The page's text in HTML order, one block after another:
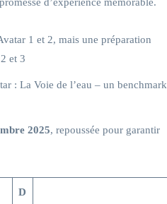
1 et 2, mais une préparation
et 3
: La Voie de l’eau – un benchmark
2025, repoussée pour garantir
D